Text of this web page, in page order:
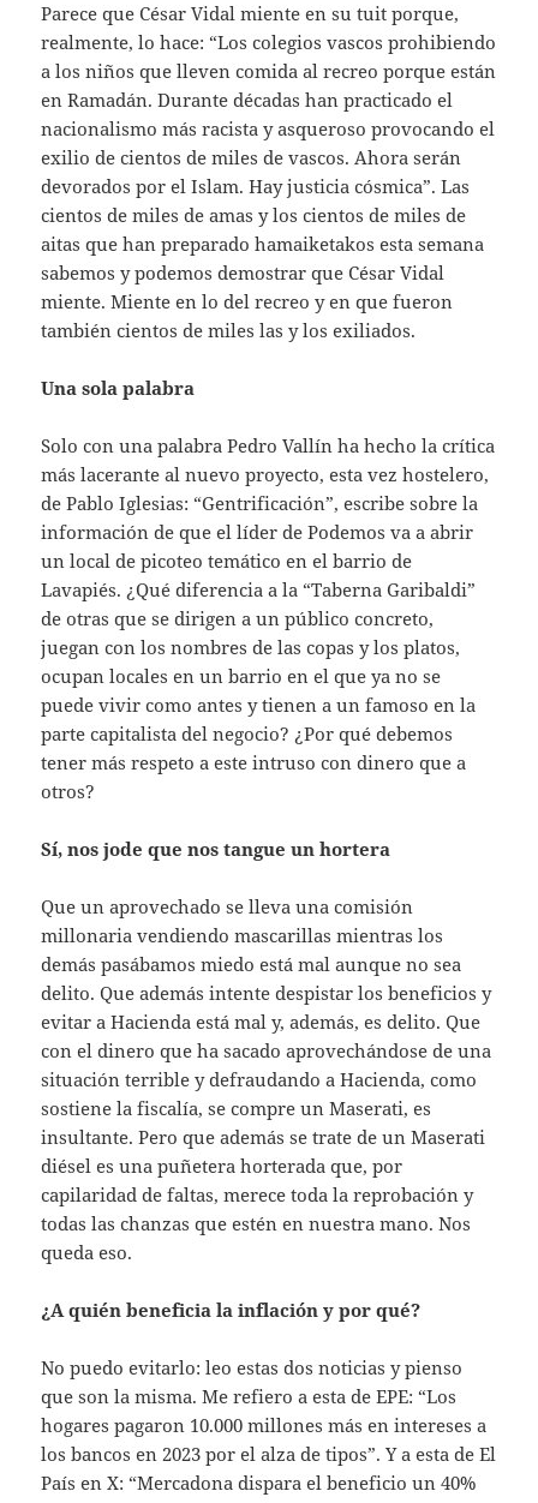
Parece que César Vidal miente en su tuit porque,
realmente, lo hace: “Los colegios vascos prohibiendo
a los niños que lleven comida al recreo porque están
en Ramadán. Durante décadas han practicado el
nacionalismo más racista y asqueroso provocando el
exilio de cientos de miles de vascos. Ahora serán
devorados por el Islam. Hay justicia cósmica”. Las
cientos de miles de amas y los cientos de miles de
aitas que han preparado hamaiketakos esta semana
sabemos y podemos demostrar que César Vidal
miente. Miente en lo del recreo y en que fueron
también cientos de miles las y los exiliados.
Una sola palabra
Solo con una palabra Pedro Vallín ha hecho la crítica
más lacerante al nuevo proyecto, esta vez hostelero,
de Pablo Iglesias: “Gentrificación”, escribe sobre la
información de que el líder de Podemos va a abrir
un local de picoteo temático en el barrio de
Lavapiés. ¿Qué diferencia a la “Taberna Garibaldi”
de otras que se dirigen a un público concreto,
juegan con los nombres de las copas y los platos,
ocupan locales en un barrio en el que ya no se
puede vivir como antes y tienen a un famoso en la
parte capitalista del negocio? ¿Por qué debemos
tener más respeto a este intruso con dinero que a
otros?
Sí, nos jode que nos tangue un hortera
Que un aprovechado se lleva una comisión
millonaria vendiendo mascarillas mientras los
demás pasábamos miedo está mal aunque no sea
delito. Que además intente despistar los beneficios y
evitar a Hacienda está mal y, además, es delito. Que
con el dinero que ha sacado aprovechándose de una
situación terrible y defraudando a Hacienda, como
sostiene la fiscalía, se compre un Maserati, es
insultante. Pero que además se trate de un Maserati
diésel es una puñetera horterada que, por
capilaridad de faltas, merece toda la reprobación y
todas las chanzas que estén en nuestra mano. Nos
queda eso.
¿A quién beneficia la inflación y por qué?
No puedo evitarlo: leo estas dos noticias y pienso
que son la misma. Me refiero a esta de EPE: “Los
hogares pagaron 10.000 millones más en intereses a
los bancos en 2023 por el alza de tipos”. Y a esta de El
País en X: “Mercadona dispara el beneficio un 40%